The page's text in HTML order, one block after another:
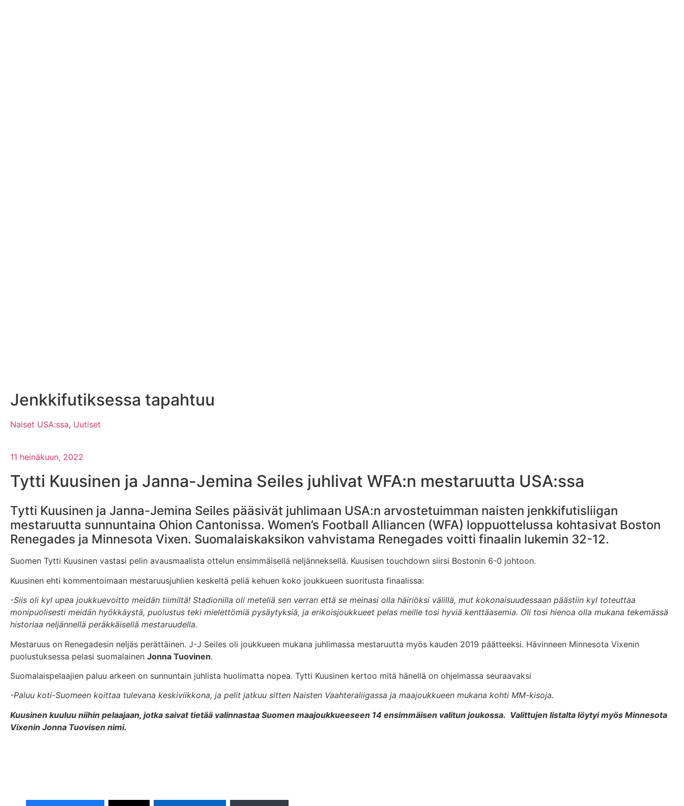
Jenkkifutiksessa tapahtuu
Naiset USA:ssa, Uutiset
11 heinäkuun, 2022
Tytti Kuusinen ja Janna-Jemina Seiles juhlivat WFA:n mestaruutta USA:ssa
Tytti Kuusinen ja Janna-Jemina Seiles pääsivät juhlimaan USA:n arvostetuimman naisten jenkkifutisliigan
mestaruutta sunnuntaina Ohion Cantonissa. Women’s Football Alliancen (WFA) loppuottelussa kohtasivat Boston
Renegades ja Minnesota Vixen. Suomalaiskaksikon vahvistama Renegades voitti finaalin lukemin 32-12.
Suomen Tytti Kuusinen vastasi pelin avausmaalista ottelun ensimmäisellä neljänneksellä. Kuusisen touchdown siirsi Bostonin 6-0 johtoon.
Kuusinen ehti kommentoimaan mestaruusjuhlien keskeltä peliä kehuen koko joukkueen suoritusta finaalissa:
-Siis oli kyl upea joukkuevoitto meidän tiimiltä! Stadionilla oli meteliä sen verran että se meinasi olla häiriöksi välillä, mut kokonaisuudessaan päästiin kyl toteuttaa
monipuolisesti meidän hyökkäystä, puolustus teki mielettömiä pysäytyksiä, ja erikoisjoukkueet pelas meille tosi hyviä kenttäasemia. Oli tosi hienoa olla mukana tekemässä
historiaa neljännellä peräkkäisellä mestaruudella.
Mestaruus on Renegadesin neljäs perättäinen. J-J Seiles oli joukkueen mukana juhlimassa mestaruutta myös kauden 2019 päätteeksi. Hävinneen Minnesota Vixenin
puolustuksessa pelasi suomalainen Jonna Tuovinen.
Suomalaispelaajien paluu arkeen on sunnuntain juhlista huolimatta nopea. Tytti Kuusinen kertoo mitä hänellä on ohjelmassa seuraavaksi
-Paluu koti-Suomeen koittaa tulevana keskiviikkona, ja pelit jatkuu sitten Naisten Vaahteraliigassa ja maajoukkueen mukana kohti MM-kisoja.
Kuusinen kuuluu niihin pelaajaan, jotka saivat tietää valinnastaa Suomen maajoukkueeseen 14 ensimmäisen valitun joukossa. Valittujen listalta löytyi myös Minnesota
Vixenin Jonna Tuovisen nimi.